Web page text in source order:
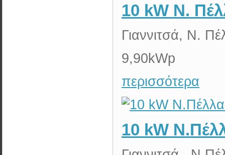
10 kW N.
Γιαννιτσά, Ν.
9,90kWp
περισσότερα
10 kW